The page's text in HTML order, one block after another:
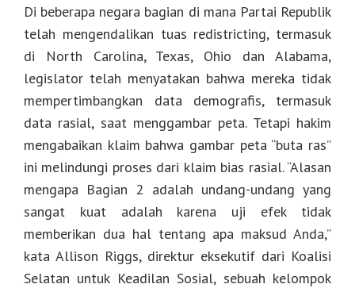
Di beberapa negara bagian di mana Partai Republik
telah mengendalikan tuas redistricting, termasuk
di North Carolina, Texas, Ohio dan Alabama,
legislator telah menyatakan bahwa mereka tidak
mempertimbangkan data demografis, termasuk
data rasial, saat menggambar peta. Tetapi hakim
mengabaikan klaim bahwa gambar peta “buta ras”
ini melindungi proses dari klaim bias rasial. “Alasan
mengapa Bagian 2 adalah undang-undang yang
sangat kuat adalah karena uji efek tidak
memberikan dua hal tentang apa maksud Anda,”
kata Allison Riggs, direktur eksekutif dari Koalisi
Selatan untuk Keadilan Sosial, sebuah kelompok